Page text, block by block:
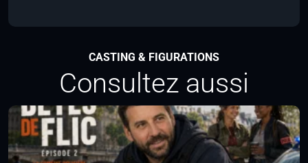
CASTING & FIGURATIONS
Consultez aussi